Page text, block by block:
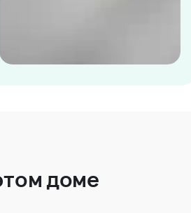
доме